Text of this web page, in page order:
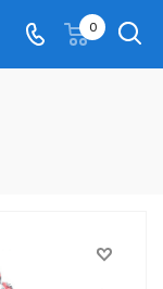
0